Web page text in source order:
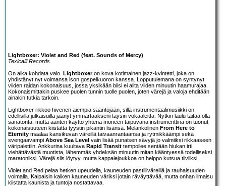
Lightboxer: Violet and Red (feat. Sounds of Mercy)
Texicalli Records
On aika kohdata valo. Lightboxeron kova kotimainen jazz-kvintetti, joka on
yhdistänyt nyt voimansa ison gospelkuoron kanssa. Lopputulemana on syntynyt
viiden raidan kokonaisuus, jossa yksikään biisi ei alita viiden minuutin haamurajaa.
Kokonaismittakin puskee puolen tunnin tuolle puolen, joten värejä ja valoja ehditään
ainakin tutkia tarkoin.
Lightboxer rikkoo hivenen aiempia sääntöjään, sillä instrumentaalimusiikki on
edellisillä julkaisuilla jäänyt ymmärtääkseni täysin vokaaleitta. Nytkin laulu taitaa olla
sanatonta, mutta äänten käyttö yhtenä moneen taipuvana instrumenttina on tuonut
kokonaisuuteen kiistatta tyystin pikantin lisänsä. Melankolinen From Here to
Eternity maalaa kansikuvan väreillä taivaanrantaansa ja rytmikkäämpi sekä
svengaavampi Above Sea Level vain lisää punaisen sävyjä jo valmiiksi rikkaaseen
väripalettiin. Ankkurina kuultava Rapid Transit tempoilee sentään hiukan irti
viehättävästä muotista, lähemmäs yhdeksän minuutin mitan kääntyessä todelliseksi
maratoniksi. Värejä siis löytyy, mutta kappalejoukkoa on helppo kutsua tiiviiksi.
Violet and Red pelaa hetken upeudella, kauneuden pastilliväreillä ja rauhaisuuden
voimalla. Kaipaisin kaiken kauneuden väriksi jotain räväyttävää, mutta onhan ilmaisu
kiistatta kaunista ja tuntoja nostattavaa.